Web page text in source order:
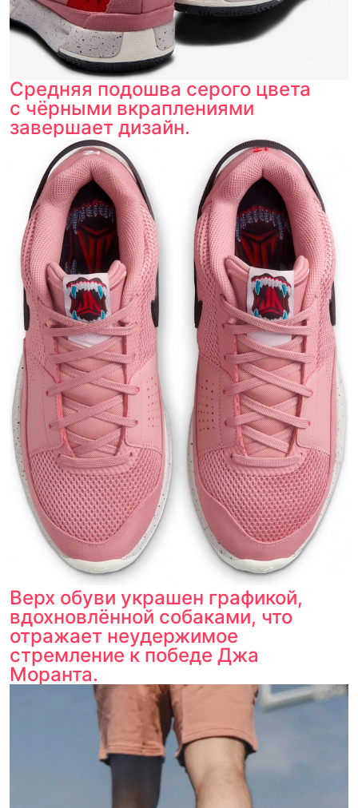
Средняя подошва серого цвета
с чёрными вкраплениями
завершает дизайн.
Верх обуви украшен графикой,
вдохновлённой собаками, что
отражает неудержимое
стремление к победе Джа
Моранта.